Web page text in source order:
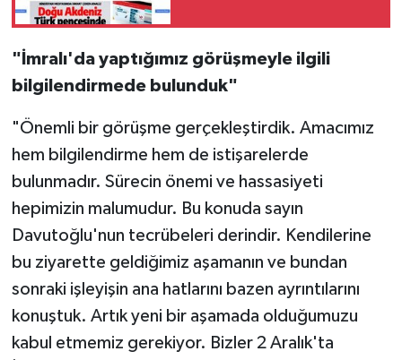
"İmralı'da yaptığımız görüşmeyle ilgili
bilgilendirmede bulunduk"
"Önemli bir görüşme gerçekleştirdik. Amacımız
hem bilgilendirme hem de istişarelerde
bulunmadır. Sürecin önemi ve hassasiyeti
hepimizin malumudur. Bu konuda sayın
Davutoğlu'nun tecrübeleri derindir. Kendilerine
bu ziyarette geldiğimiz aşamanın ve bundan
sonraki işleyişin ana hatlarını bazen ayrıntılarını
konuştuk. Artık yeni bir aşamada olduğumuzu
kabul etmemiz gerekiyor. Bizler 2 Aralık'ta